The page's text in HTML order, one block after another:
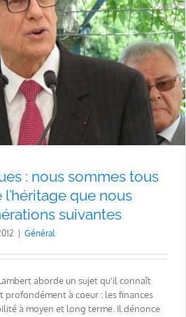
: nous sommes tous
que nous
suivantes
Général
aborde un sujet qu'il connaît
à coeur : les finances
à moyen et long terme. Il dénonce